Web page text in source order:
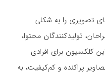
تصویری را به شکلی
تولیدکنندگان محتوا،
کلکسیون برای افرادی
پراکنده و کم‌کیفیت، به